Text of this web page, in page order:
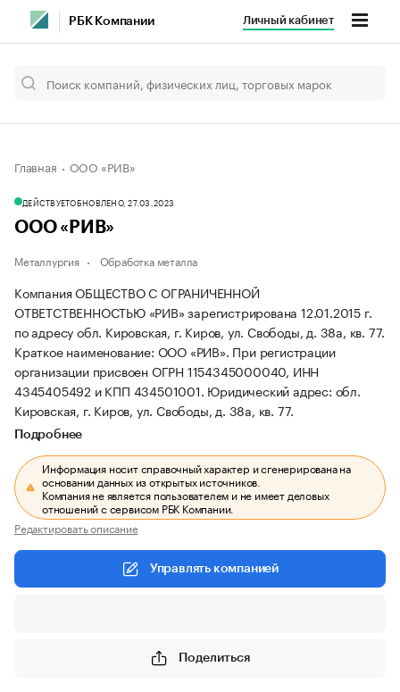
РБК Компании Личный кабинет
Главная ООО «РИВ»
ДЕЙСТВУЕТОБНОВЛЕНО, 27.03.2023
ООО «РИВ»
Металлургия Обработка металла
Компания ОБЩЕСТВО С ОГРАНИЧЕННОЙ
ОТВЕТСТВЕННОСТЬЮ «РИВ» зарегистрирована 12.01.2015 г.
по адресу обл. Кировская, г. Киров, ул. Свободы, д. 38а, кв. 77.
Краткое наименование: ООО «РИВ». При регистрации
организации присвоен ОГРН 1154345000040, ИНН
4345405492 и КПП 434501001. Юридический адрес: обл.
Кировская, г. Киров, ул. Свободы, д. 38а, кв. 77.
Подробнее
Информация носит справочный характер и сгенерирована на
основании данных из открытых источников.
Компания не является пользователем и не имеет деловых
отношений с сервисом РБК Компании.
Редактировать описание
Управлять компанией
Поделиться